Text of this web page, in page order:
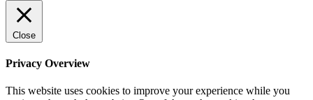
Close
Privacy Overview
This website uses cookies to improve your experience while you